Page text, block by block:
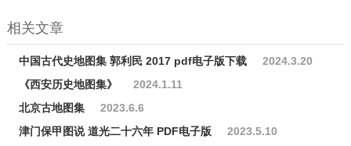
相关文章
中国古代史地图集 郭利民 2017 pdf电子版下载
2024.3.20
《西安历史地图集》
2024.1.11
北京古地图集
2023.6.6
津门保甲图说 道光二十六年 PDF电子版
2023.5.10